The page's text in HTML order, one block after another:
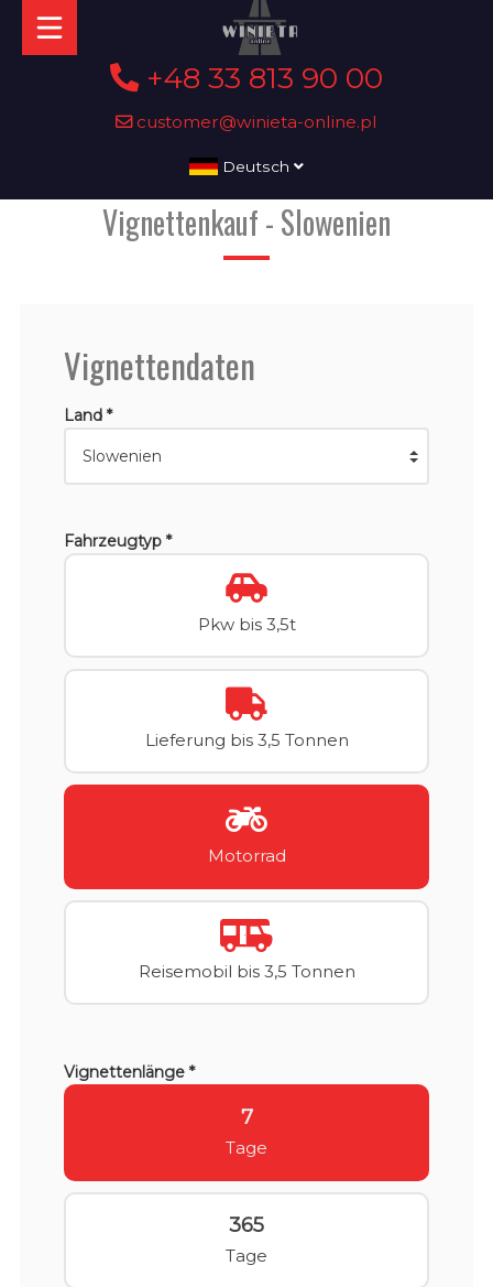
+48 33 813 90 00
customer@winieta-online.pl
Deutsch
Vignettenkauf - Slowenien
Vignettendaten
Land *
Fahrzeugtyp *
Pkw bis 3,5t
Lieferung bis 3,5 Tonnen
Motorrad
Reisemobil bis 3,5 Tonnen
Vignettenlänge *
7
Tage
365
Tage